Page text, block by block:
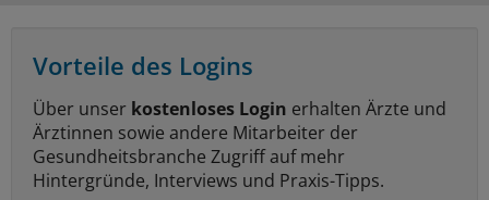
Vorteile des Logins
Über unser kostenloses Login erhalten Ärzte und
Ärztinnen sowie andere Mitarbeiter der
Gesundheitsbranche Zugriff auf mehr
Hintergründe, Interviews und Praxis-Tipps.